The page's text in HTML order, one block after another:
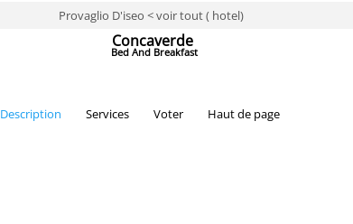
Provaglio D'iseo < voir tout ( hotel)
Concaverde
Bed And Breakfast
Description Services Voter Haut de page